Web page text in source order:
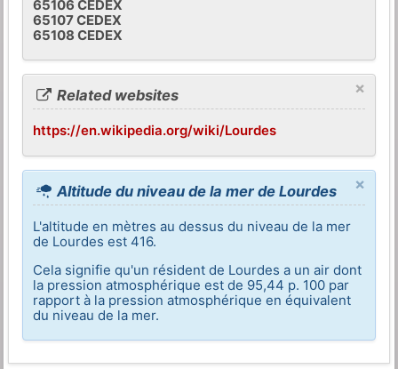
65106 CEDEX
65107 CEDEX
65108 CEDEX
×
Related websites
https://en.wikipedia.org/wiki/Lourdes
×
Altitude du niveau de la mer de Lourdes
L'altitude en mètres au dessus du niveau de la mer
de Lourdes est 416.
Cela signifie qu'un résident de Lourdes a un air dont
la pression atmosphérique est de 95,44 p. 100 par
rapport à la pression atmosphérique en équivalent
du niveau de la mer.